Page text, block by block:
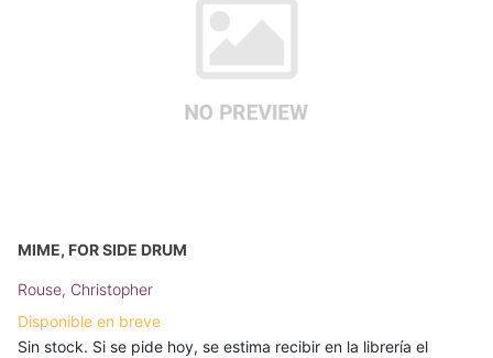
MIME, FOR SIDE DRUM
Rouse, Christopher
Disponible en breve
Sin stock. Si se pide hoy, se estima recibir en la librería el